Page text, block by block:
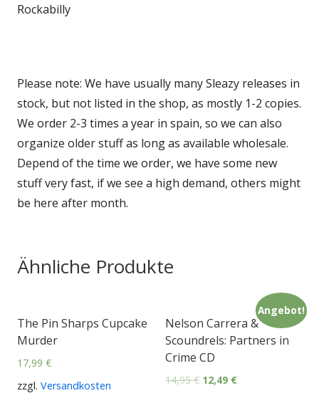
Rockabilly
Please note: We have usually many Sleazy releases in
stock, but not listed in the shop, as mostly 1-2 copies.
We order 2-3 times a year in spain, so we can also
organize older stuff as long as available wholesale.
Depend of the time we order, we have some new
stuff very fast, if we see a high demand, others might
be here after month.
Ähnliche Produkte
The Pin Sharps Cupcake
Murder
17,99 €
zzgl. Versandkosten
Angebot!
Nelson Carrera &
Scoundrels: Partners in
Crime CD
14,95€ 12,49 €